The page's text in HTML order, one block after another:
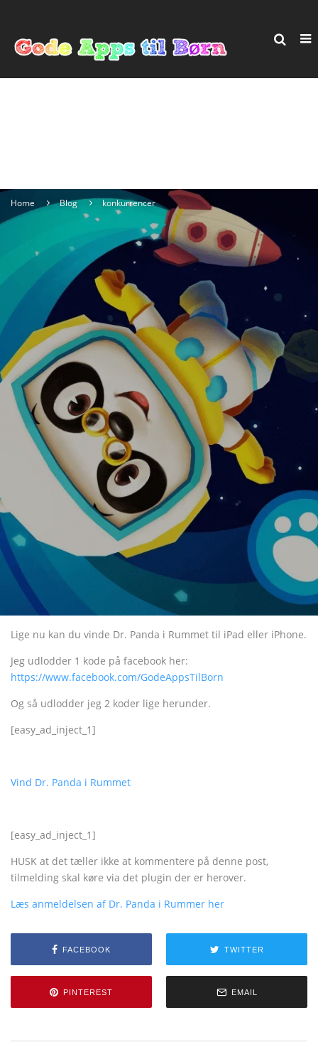
Home Blog konkurrencer
Lige nu kan du vinde Dr. Panda i Rummet til iPad eller iPhone.
Jeg udlodder 1 kode på facebook her:
https://www.facebook.com/GodeAppsTilBorn
Og så udlodder jeg 2 koder lige herunder.
[easy_ad_inject_1]
Vind Dr. Panda i Rummet
[easy_ad_inject_1]
HUSK at det tæller ikke at kommentere på denne post,
tilmelding skal køre via det plugin der er herover.
Læs anmeldelsen af Dr. Panda i Rummer her
FACEBOOK TWITTER
PINTEREST EMAIL